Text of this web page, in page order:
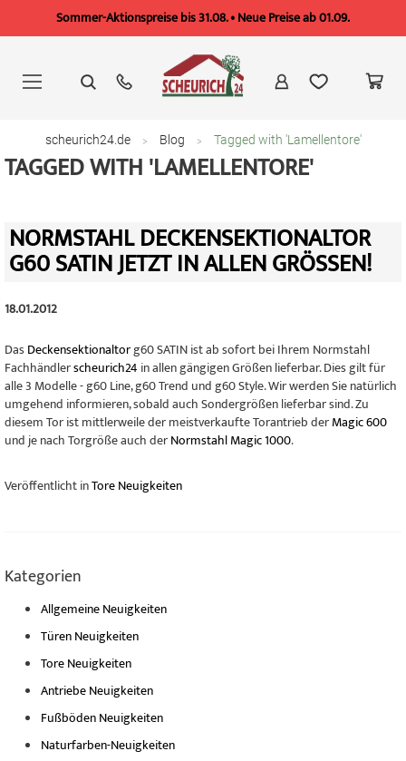
Sommer-Aktionspreise bis 31.08. • Neue Preise ab 01.09.
springen
scheurich24.de Blog Tagged with 'Lamellentore'
TAGGED WITH 'LAMELLENTORE'
NORMSTAHL DECKENSEKTIONALTOR
G60 SATIN JETZT IN ALLEN GRÖSSEN!
18.01.2012
DasDeckensektionaltorg60 SATIN ist ab sofort bei Ihrem Normstahl
Fachhändlerscheurich24 in allen gängigen Größen lieferbar. Dies gilt für
alle 3 Modelle - g60 Line, g60 Trend und g60 Style. Wir werden Sie natürlich
umgehend informieren, sobald auch Sondergrößen lieferbar sind. Zu
diesem Tor ist mittlerweile der meistverkaufte Torantrieb derMagic 600
und je nach Torgröße auch derNormstahl Magic 1000.
Veröffentlicht inTore Neuigkeiten
Kategorien
Allgemeine Neuigkeiten
Türen Neuigkeiten
Tore Neuigkeiten
Antriebe Neuigkeiten
Fußböden Neuigkeiten
Naturfarben-Neuigkeiten